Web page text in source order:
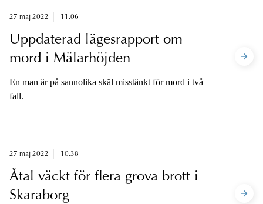
27 maj 2022 11.06
Uppdaterad lägesrapport om
mord i Mälarhöjden
En man är på sannolika skäl misstänkt för mord i två
fall.
27 maj 2022 10.38
Åtal väckt för flera grova brott i
Skaraborg